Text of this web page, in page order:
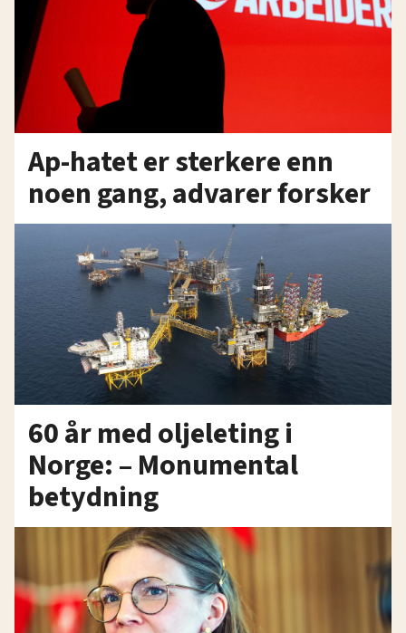
Ap-hatet er sterkere enn
noen gang, advarer forsker
60 år med oljeleting i
Norge: – Monumental
betydning